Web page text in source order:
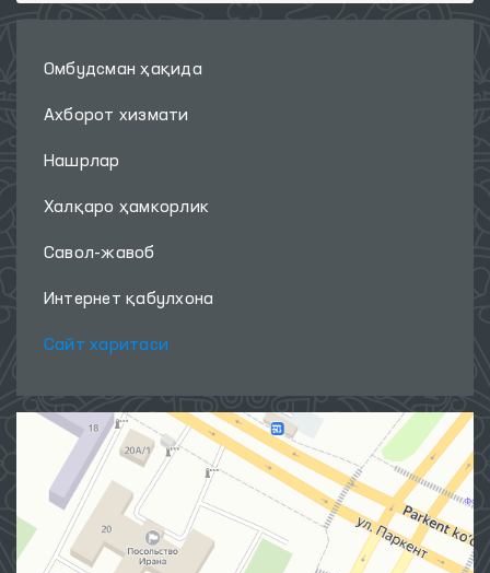
Омбудсман ҳақида
Ахборот хизмати
Нашрлар
Халқаро ҳамкорлик
Савол-жавоб
Интернет қабулхона
Сайт харитаси